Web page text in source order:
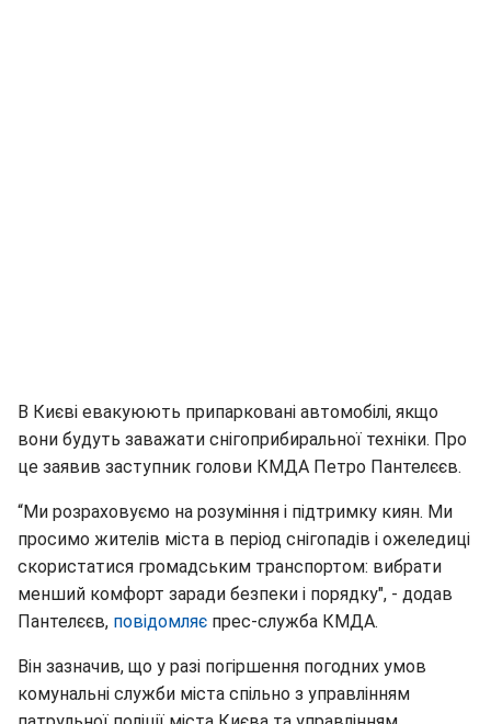
В Києві евакуюють припарковані автомобілі, якщо
вони будуть заважати снігоприбиральної техніки. Про
це заявив заступник голови КМДА Петро Пантелєєв.
“Ми розраховуємо на розуміння і підтримку киян. Ми
просимо жителів міста в період снігопадів і ожеледиці
скористатися громадським транспортом: вибрати
менший комфорт заради безпеки і порядку", - додав
Пантелєєв, повідомляє прес-служба КМДА.
Він зазначив, що у разі погіршення погодних умов
комунальні служби міста спільно з управлінням